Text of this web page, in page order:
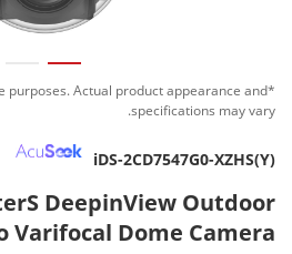
purposes. Actual product appearance and
specifications may vary.
iDS-2CD7547G0-XZHS(Y)
DeepinView Outdoor
Varifocal Dome Camera